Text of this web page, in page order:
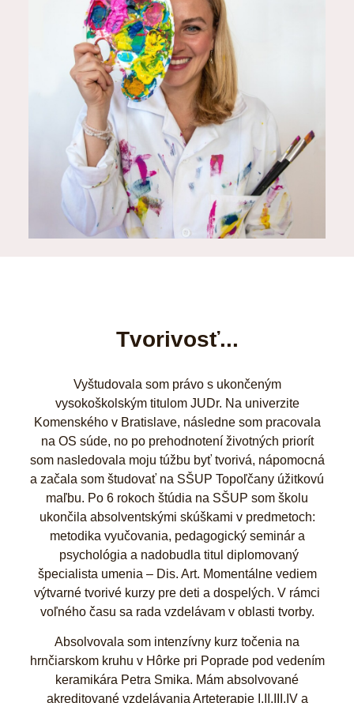
Tvorivosť...
Vyštudovala som právo s ukončeným
vysokoškolským titulom JUDr. Na univerzite
Komenského v Bratislave, následne som pracovala
na OS súde, no po prehodnotení životných priorít
som nasledovala moju túžbu byť tvorivá, nápomocná
a začala som študovať na SŠUP Topoľčany úžitkovú
maľbu. Po 6 rokoch štúdia na SŠUP som školu
ukončila absolventskými skúškami v predmetoch:
metodika vyučovania, pedagogický seminár a
psychológia a nadobudla titul diplomovaný
špecialista umenia – Dis. Art. Momentálne vediem
výtvarné tvorivé kurzy pre deti a dospelých. V rámci
voľného času sa rada vzdelávam v oblasti tvorby.
Absolvovala som intenzívny kurz točenia na
hrnčiarskom kruhu v Hôrke pri Poprade pod vedením
keramikára Petra Smika. Mám absolvované
akreditované vzdelávania Arteterapie I,II,III,IV a